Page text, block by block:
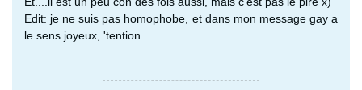
Edit: je ne suis pas homophobe, et dans mon message gay a
le sens joyeux, 'tention